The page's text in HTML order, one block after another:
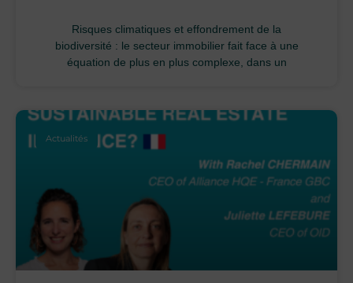
Risques climatiques et effondrement de la
biodiversité : le secteur immobilier fait face à une
équation de plus en plus complexe, dans un
Actualités